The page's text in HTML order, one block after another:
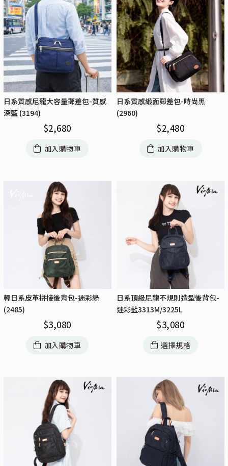
日系質感尼龍大容量郵差包-質感
深藍 (3194)
$2,680
加入購物車
日系質感緞面郵差包-時尚黑
(2960)
$2,480
加入購物車
輕日系皮革拼接後背包-迷彩綠
(2485)
$3,080
加入購物車
日系頂級尼龍不規則造型後背包-
迷彩藍3313M/3225L
$3,080
選擇規格